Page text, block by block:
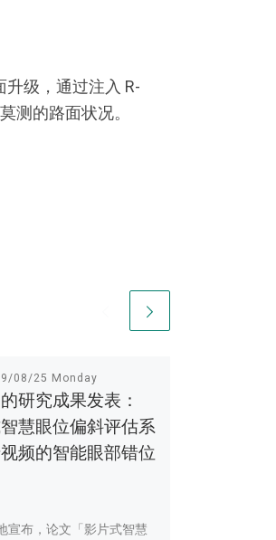
升级，通过注入 R-
测的路面状况。
08/25 Monday
研究成果发表：
智慧眼位偏斜评估系
频的智能眼部错位
宣布，论文「影片式智慧